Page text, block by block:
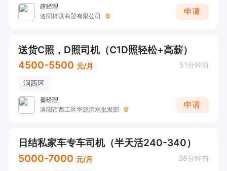
薛经理
洛阳梓洪商贸有限公司
申请
送货C照，D照司机（C1D照轻松+高薪）
4500-5500 元/月 51分钟前
涧西区
秦经理
洛阳市西工区华源酒水批发部
申请
日结私家车专车司机（半天活240-340）
5000-7000 元/月 38分钟前